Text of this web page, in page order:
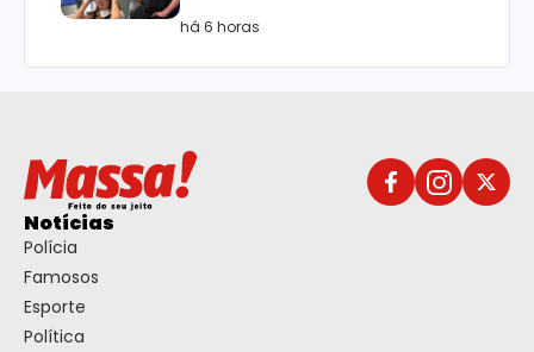
há 6 horas
Notícias
Polícia
Famosos
Esporte
Política